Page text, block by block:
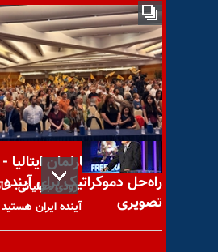
شهادت هشت
حمله هوایی رژیم
رودی جولیانی:‌
آینده ایران هستید
کنفرانس در پارلمان ایتالیا
راه‌حل دموکراتیک برای
تصویری